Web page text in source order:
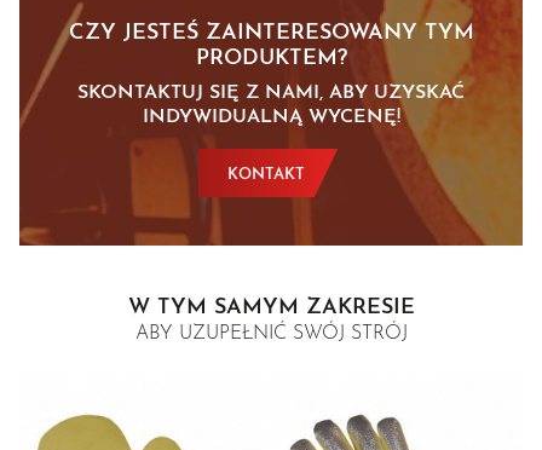
CZY JESTEŚ ZAINTERESOWANY TYM
PRODUKTEM?
SKONTAKTUJ SIĘ Z NAMI, ABY UZYSKAĆ
INDYWIDUALNĄ WYCENĘ!
KONTAKT
W TYM SAMYM ZAKRESIE
ABY UZUPEŁNIĆ SWÓJ STRÓJ